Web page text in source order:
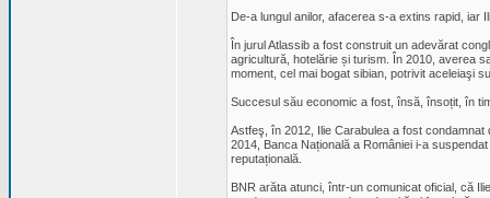
De-a lungul anilor, afacerea s-a extins rapid, iar
În jurul Atlassib a fost construit un adevărat
agricultură, hotelărie și turism. În 2010, averea
moment, cel mai bogat sibian, potrivit aceleiaşi
Succesul său economic a fost, însă, însoțit, în
Astfeş, în 2012, Ilie Carabulea a fost
2014, Banca Națională a României i-a
reputațională.
BNR arăta atunci, într-un comunicat oficial, că